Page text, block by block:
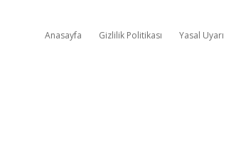
Anasayfa Gizlilik Politikası Yasal Uyarı